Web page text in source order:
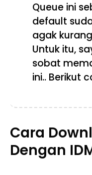
Queue ini
default
agak
Untuk itu,
sobat
ini.. Berikut
Cara
Dengan